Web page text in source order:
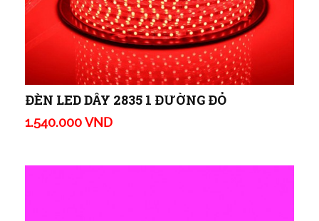
ĐÈN LED DÂY 2835 1 ĐƯỜNG ĐỎ
1.540.000 VND